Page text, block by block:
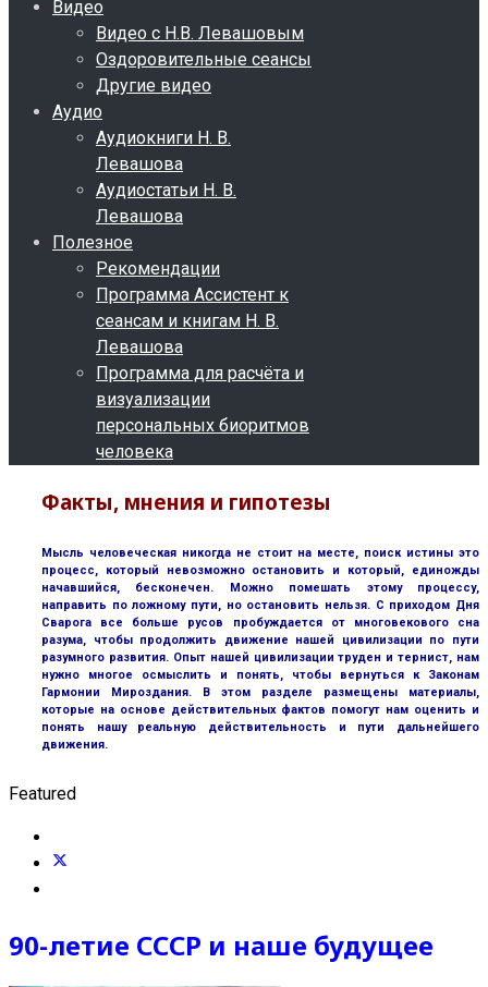
Видео
Видео с Н.В. Левашовым
Оздоровительные сеансы
Другие видео
Аудио
Аудиокниги Н. В.
Левашова
Аудиостатьи Н. В.
Левашова
Полезное
Рекомендации
Программа Ассистент к
сеансам и книгам Н. В.
Левашова
Программа для расчёта и
визуализации
персональных биоритмов
человека
Факты, мнения и гипотезы
Мысль человеческая никогда не стоит на месте, поиск истины это
процесс, который невозможно остановить и который, единожды
начавшийся, бесконечен. Можно помешать этому процессу,
направить по ложному пути, но остановить нельзя. С приходом Дня
Сварога все больше русов пробуждается от многовекового сна
разума, чтобы продолжить движение нашей цивилизации по пути
разумного развития. Опыт нашей цивилизации труден и тернист, нам
нужно многое осмыслить и понять, чтобы вернуться к Законам
Гармонии Мироздания. В этом разделе размещены материалы,
которые на основе действительных фактов помогут нам оценить и
понять нашу реальную действительность и пути дальнейшего
движения.
Featured
90-летие СССР и наше будущее